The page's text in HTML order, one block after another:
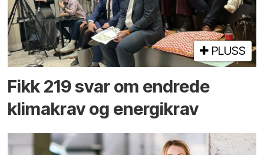
PLUSS
Fikk 219 svar om endrede
klimakrav og energikrav